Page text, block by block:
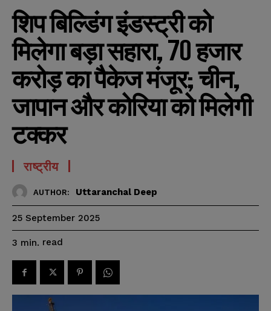
शिप बिल्डिंग इंडस्ट्री को
मिलेगा बड़ा सहारा, 70 हजार
करोड़ का पैकेज मंजूर; चीन,
जापान और कोरिया को मिलेगी
टक्कर
राष्ट्रीय
AUTHOR: Uttaranchal Deep
25 September 2025
3 min. read